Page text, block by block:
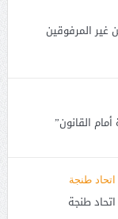
غير المرفوقين
القانون”
طنجة